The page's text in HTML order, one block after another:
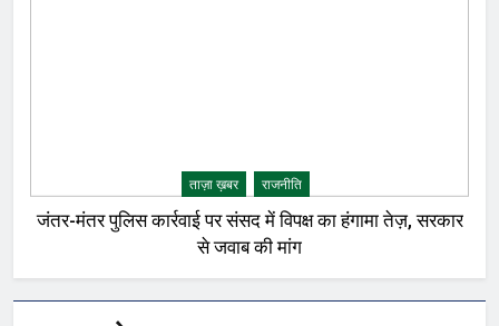
ताज़ा ख़बर राजनीति
जंतर-मंतर पुलिस कार्रवाई पर संसद में विपक्ष का हंगामा तेज़, सरकार
से जवाब की मांग